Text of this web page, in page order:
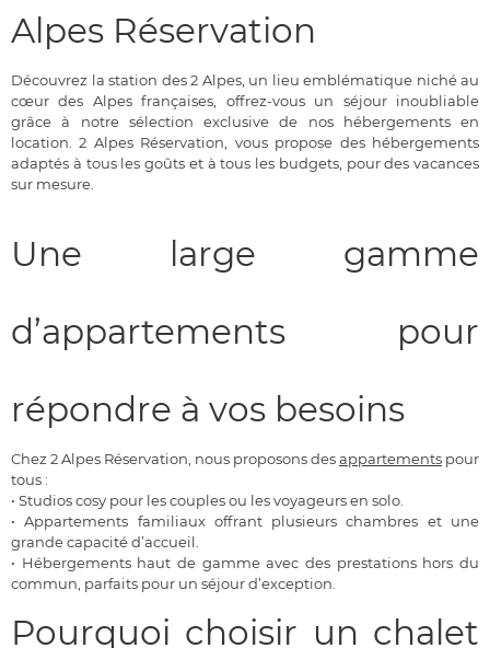
Alpes Réservation
Découvrez la station des 2 Alpes, un lieu emblématique niché au
cœur des Alpes françaises, offrez-vous un séjour inoubliable
grâce à notre sélection exclusive de nos hébergements en
location. 2 Alpes Réservation, vous propose des hébergements
adaptés à tous les goûts et à tous les budgets, pour des vacances
sur mesure.
Une large gamme
d’appartements pour
répondre à vos besoins
Chez 2 Alpes Réservation, nous proposons desappartements pour
tous :
• Studios cosy pour les couples ou les voyageurs en solo.
• Appartements familiaux offrant plusieurs chambres et une
grande capacité d’accueil.
• Hébergements haut de gamme avec des prestations hors du
commun, parfaits pour un séjour d’exception.
Pourquoi choisir un chalet